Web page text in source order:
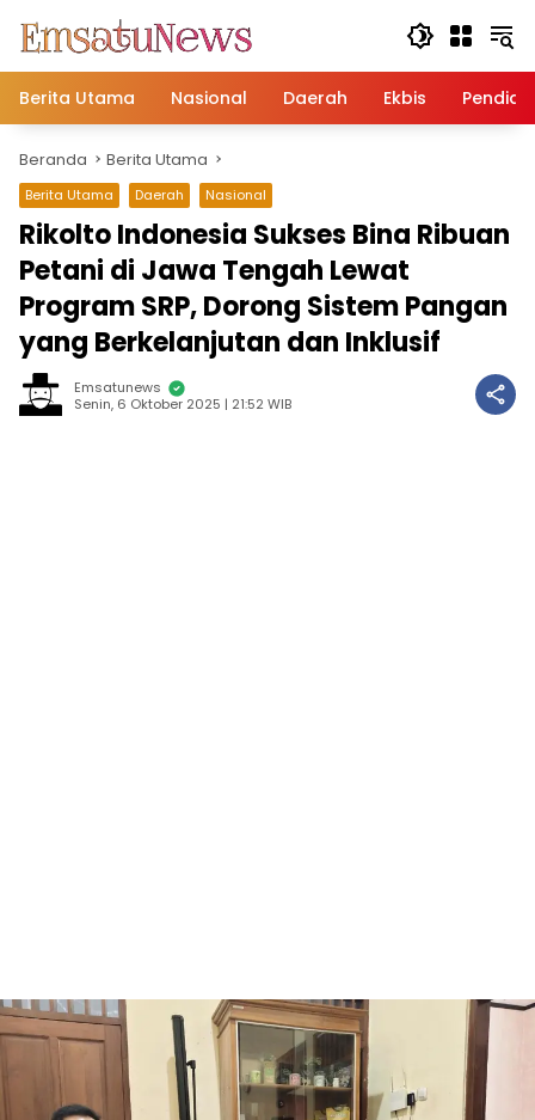
konten
Berita Utama
Nasional Daerah Ekbis
Beranda Berita Utama
Berita Utama Daerah Nasional
Rikolto Indonesia Sukses Bina Ribuan
Petani di Jawa Tengah Lewat
Program SRP, Dorong Sistem Pangan
yang Berkelanjutan dan Inklusif
Emsatunews
Senin, 6 Oktober 2025 | 21:52 WIB